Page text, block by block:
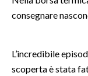
GOSSIP
consegnare
L’incredibile
scoperta è stata